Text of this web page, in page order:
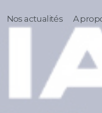
Nos actualités A